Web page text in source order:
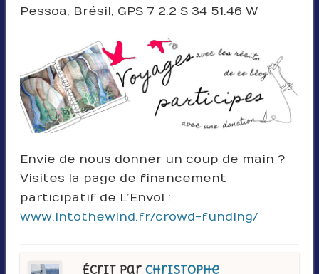
Pessoa, Brésil, GPS 7 2.2 S 34 51.46 W
Envie de nous donner un coup de main ?
Visites la page de financement
participatif de L’Envol :
www.intothewind.fr/crowd-funding/
Écrit par Christophe